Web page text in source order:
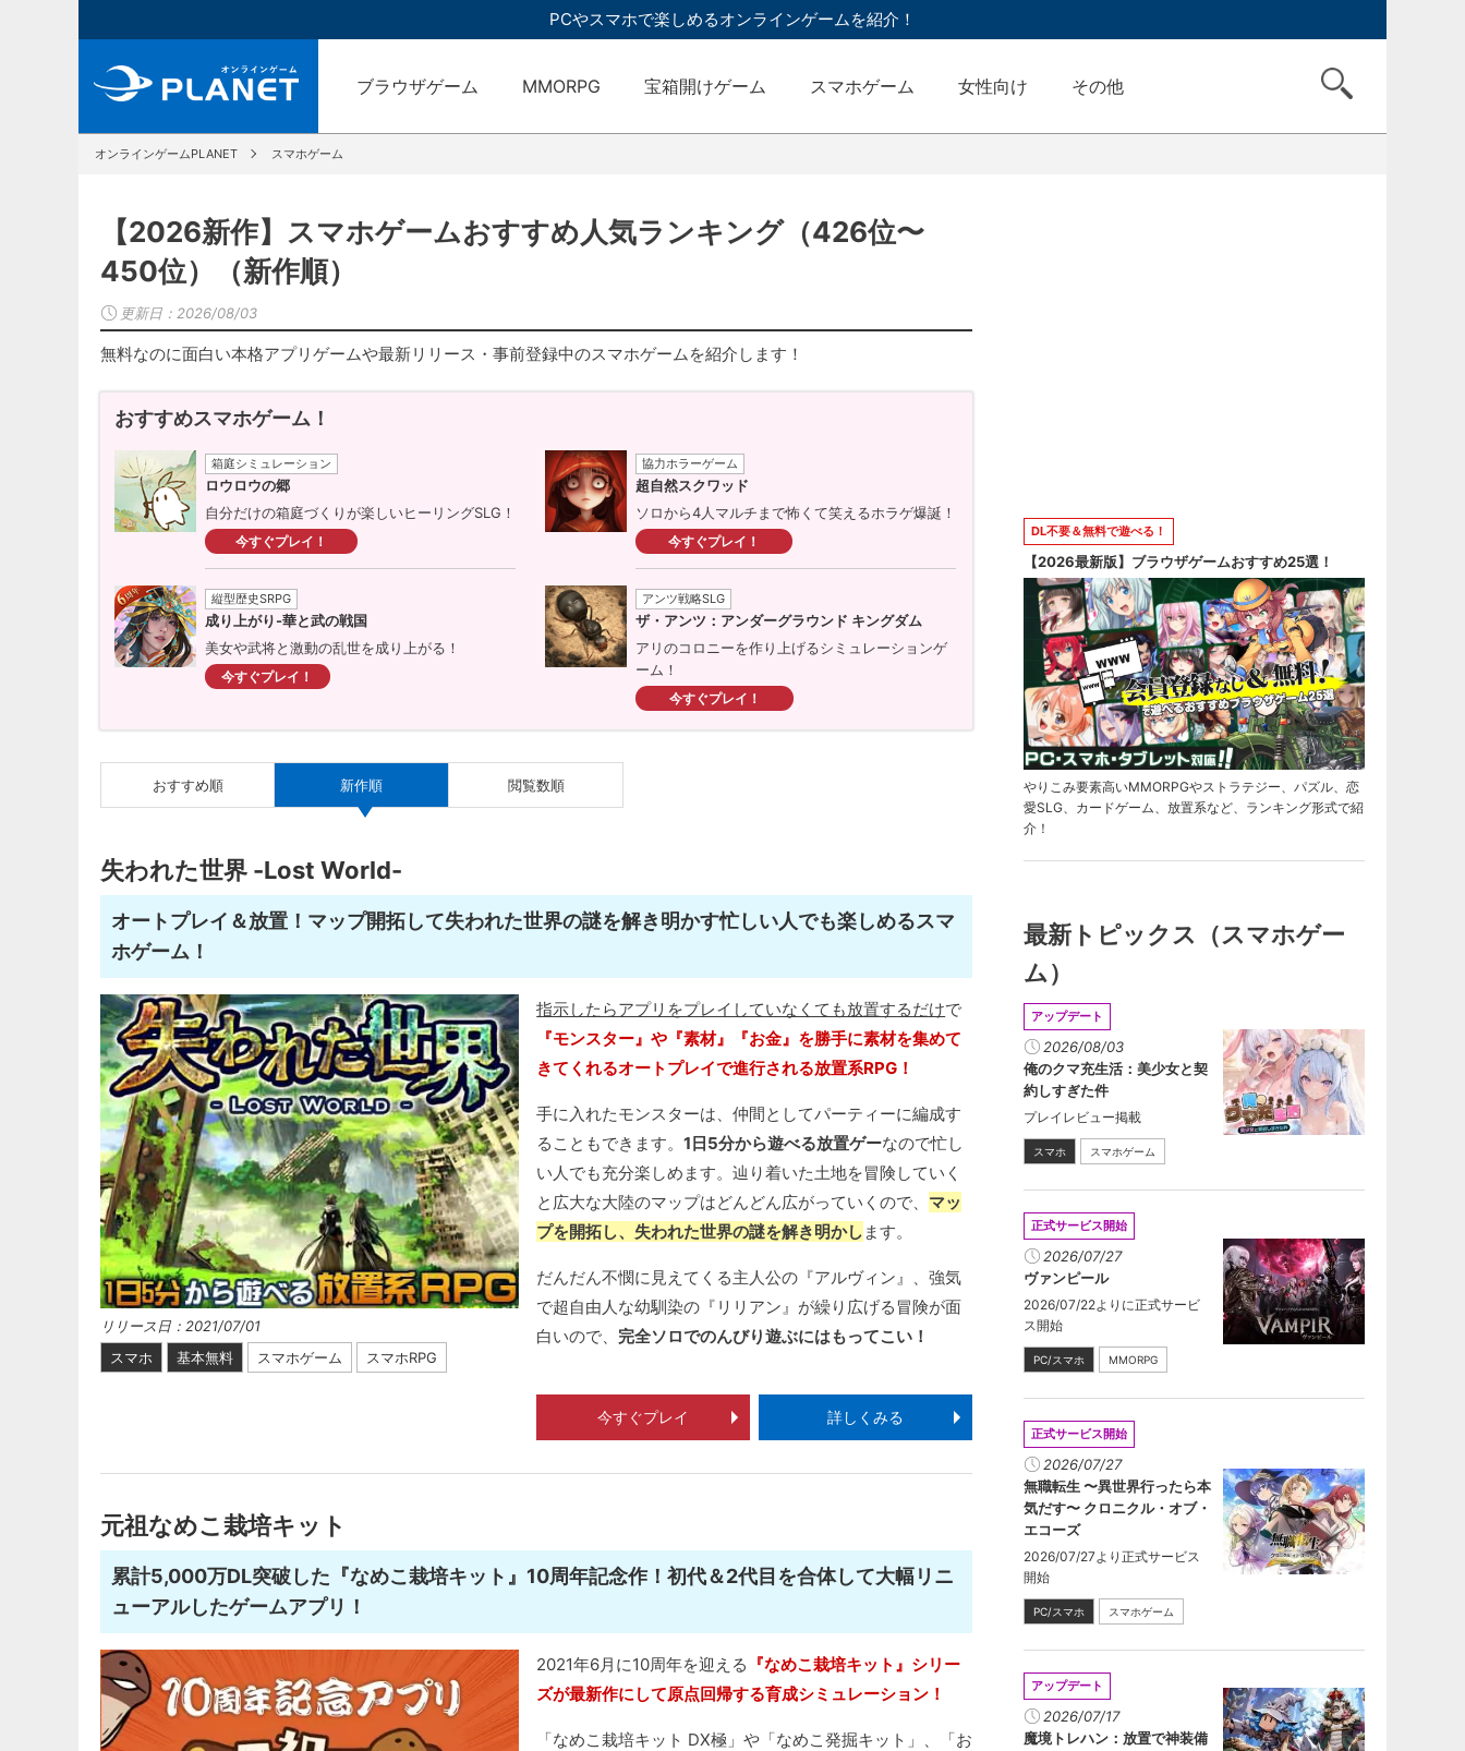
PCやスマホで楽しめるオンラインゲームを紹介！
ブラウザゲーム MMORPG 宝箱開けゲーム スマホゲーム 女性向け その他
オンラインゲームPLANET スマホゲーム
【2026新作】スマホゲームおすすめ人気ランキング（426位〜
450位）（新作順）
更新日： 2026/08/03
無料なのに面白い本格アプリゲームや最新リリース・事前登録中のスマホゲームを紹介します！
おすすめスマホゲーム！
箱庭シミュレーション
ロウロウの郷
自分だけの箱庭づくりが楽しいヒーリングSLG！
今すぐプレイ！
協力ホラーゲーム
超自然スクワッド
ソロから4人マルチまで怖くて笑えるホラゲ爆誕！
今すぐプレイ！
縦型歴史SRPG
成り上がり-華と武の戦国
美女や武将と激動の乱世を成り上がる！
今すぐプレイ！
アンツ戦略SLG
ザ・アンツ：アンダーグラウンド キングダム
アリのコロニーを作り上げるシミュレーションゲ
ーム！
今すぐプレイ！
おすすめ順 新作順 閲覧数順
失われた世界 -Lost World-
オートプレイ＆放置！マップ開拓して失われた世界の謎を解き明かす忙しい人でも楽しめるスマ
ホゲーム！
リリース日：2021/07/01
スマホ
基本無料 スマホゲーム スマホRPG
指示したらアプリをプレイしていなくても放置するだけで
『モンスター』や『素材』『お金』を勝手に素材を集めて
きてくれるオートプレイで進行される放置系RPG！
手に入れたモンスターは、仲間としてパーティーに編成す
ることもできます。1日5分から遊べる放置ゲーなので忙し
い人でも充分楽しめます。辿り着いた土地を冒険していく
と広大な大陸のマップはどんどん広がっていくので、 マッ
プを開拓し、失われた世界の謎を解き明かし ます。
だんだん不憫に見えてくる主人公の『アルヴィン』、強気
で超自由人な幼馴染の『リリアン』が繰り広げる冒険が面
白いので、 完全ソロでのんびり遊ぶにはもってこい！
今すぐプレイ 詳しくみる
元祖なめこ栽培キット
累計5,000万DL突破した『なめこ栽培キット』10周年記念作！初代＆2代目を合体して大幅リニ
ューアルしたゲームアプリ！
2021年6月に10周年を迎える 『なめこ栽培キット』シリー
ズが最新作にして原点回帰する育成シミュレーション！
「なめこ栽培キット DX極」や「なめこ発掘キット」、「お
DL不要＆無料で遊べる！
【2026最新版】ブラウザゲームおすすめ25選！
やりこみ要素高いMMORPGやストラテジー、パズル、恋
愛SLG、カードゲーム、放置系など、ランキング形式で紹
介！
最新トピックス（スマホゲー
ム）
アップデート
2026/08/03
俺のクマ充生活：美少女と契
約しすぎた件
プレイレビュー掲載
スマホ スマホゲーム
正式サービス開始
2026/07/27
ヴァンピール
2026/07/22よりに正式サービ
ス開始
PC/スマホ MMORPG
正式サービス開始
2026/07/27
無職転生 〜異世界行ったら本
気だす〜 クロニクル・オブ・
エコーズ
2026/07/27より正式サービス
開始
PC/スマホ スマホゲーム
アップデート
2026/07/17
魔境トレハン：放置で神装備